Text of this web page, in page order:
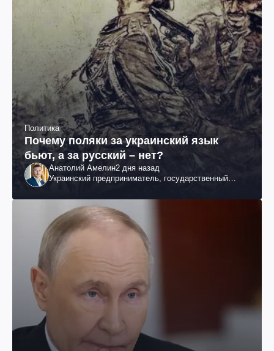
Политика
Почему поляки за украинский язык
бьют, а за русский – нет?
Анатолий Амелин2 дня назад
Украинский предприниматель, государственный